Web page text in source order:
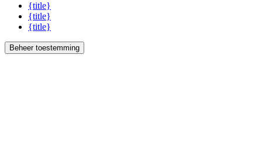
{title}
{title}
{title}
Beheer toestemming